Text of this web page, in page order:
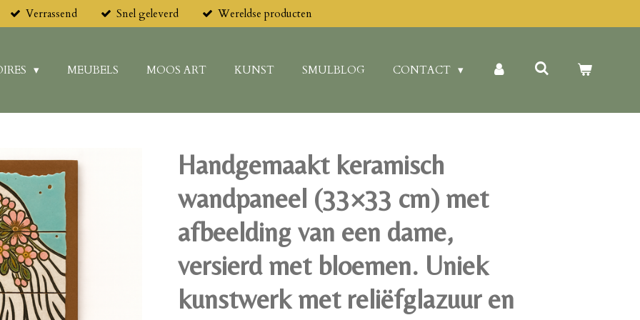
Verrassend Snel geleverd Wereldse producten
MEUBELS MOOS ART KUNST SMULBLOG CONTACT
Handgemaakt keramisch
wandpaneel (33×33 cm) met
afbeelding van een dame,
versierd met bloemen. Uniek
kunstwerk met reliëfglazuur en